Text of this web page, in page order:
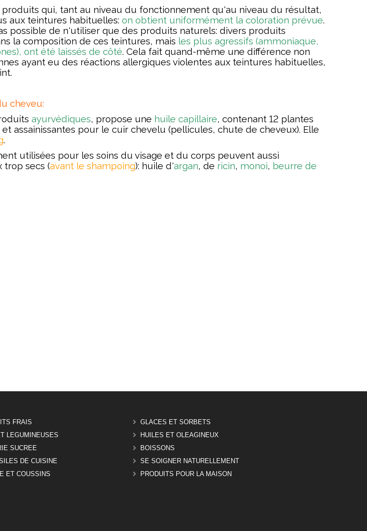
qui, tant au niveau du fonctionnement qu'au niveau du résultat,
aux teintures habituelles: on obtient uniformément la coloration prévue.
possible de n'utiliser que des produits naturels: divers produits
la composition de ces teintures, mais les plus agressifs (ammoniaque,
ont été laissés de côté. Cela fait quand-même une différence non
ayant eu des réactions allergiques violentes aux teintures habituelles,
cheveu:
ayurvédiques, propose une huile capillaire, contenant 12 plantes
assainissantes pour le cuir chevelu (pellicules, chute de cheveux). Elle
.
utilisées pour les soins du visage et du corps peuvent aussi
trop secs (avant le shampoing): huile d'argan, de ricin, monoi, beurre de
FRAIS
GLACES ET SORBETS
LEGUMINEUSES
HUILES ET OLEAGINEUX
SUCREE
BOISSONS
DE CUISINE
SE SOIGNER NATURELLEMENT
ET COUSSINS
PRODUITS POUR LA MAISON